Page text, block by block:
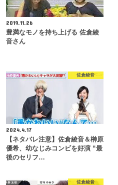
2019.11.26
豊満なモノを持ち上げる 佐倉綾
音さん
佐倉綾音
2024.4.17
【ネタバレ注意】佐倉綾音＆榊原
優希、幼なじみコンビを好演 “最
後のセリフ…
佐倉綾音